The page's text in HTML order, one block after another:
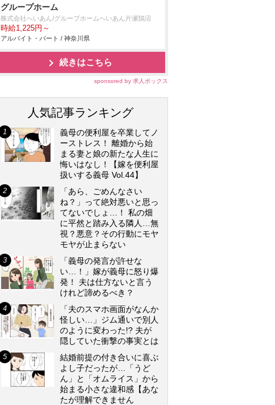
グループホーム
株式会社へいあん/グループホームへいあん片瀬鵠沼
時給1,225円～
アルバイト・パート / 神奈川県
続きはこちら
sponsored by 求人ボックス
人気記事ランキング
義母の便利屋を卒業してノ
ーストレス！ 離婚から始
まる妻と娘の新たな人生に
悔いはなし！【嫁を便利屋
扱いする義母 Vol.44】
「あら、ごめんなさい
ね？」って絶対悪いと思っ
てないでしょ…！ 私の畑
に平然と踏み入る隣人…無
視？悪意？その行動にモヤ
モヤが止まらない
「義母の発言が許せな
い…！」嫁が義母に怒り爆
発！ 夫は仕方ないと言う
けれど諦めるべき？
「夫のスマホ画面がなんか
怪しい…」ジム通いで別人
のように変わった!? 夫が
隠していた衝撃の事実とは
結婚前提の付き合いに喜ぶ
よし子だったが…「うど
ん」と「オムライス」から
始まる小さな違和感【あな
たが理解できません